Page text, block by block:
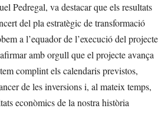
Pedregal, va destacar que els resultats
del pla estratègic de transformació
a l’equador de l’execució del projecte
amb orgull que el projecte avança
complint els calendaris previstos,
de les inversions i, al mateix temps,
econòmics de la nostra història